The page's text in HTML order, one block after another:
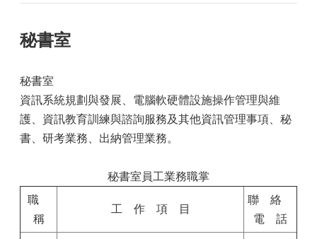
秘書室
秘書室
資訊系統規劃與發展、電腦軟硬體設施操作管理與維
護、資訊教育訓練與諮詢服務及其他資訊管理事項、秘
書、研考業務、出納管理業務。
秘書室員工業務職掌
職
稱
工 作 項 目
聯 絡
電 話